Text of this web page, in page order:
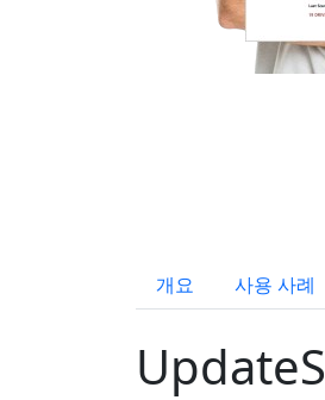
개요 사용 사례